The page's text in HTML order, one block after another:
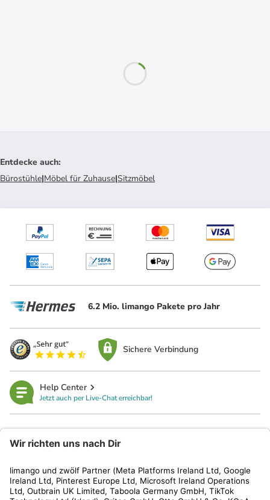
Entdecke auch:
Bürostühle|Möbel für Zuhause|Sitzmöbel
6.2 Mio. limango Pakete pro Jahr
Sichere Verbindung
Help Center
Jetzt auch per Live-Chat erreichbar!
Kundenservice